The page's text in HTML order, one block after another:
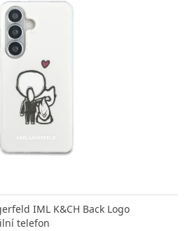
IML K&CH Back Logo
telefon
rychlého nabíjení 33W
Síťová